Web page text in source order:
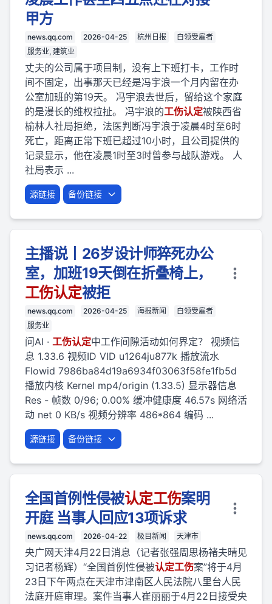
甲方
news.qq.com 2026-04-25 杭州日报
白领受雇者
服务业, 建筑业
丈夫的公司属于项目制，没有上下班打卡，工作时
间不固定，出事那天已经是冯宇浪一个月内留在办
公室加班的第19天。 冯宇浪去世后，留给这个家庭
的是漫长的维权拉扯。 冯宇浪的工伤认定被陕西省
榆林人社局拒绝，法医判断冯宇浪于凌晨4时至6时
死亡，距离正常下班已超过10小时，且公司提供的
记录显示，他在凌晨1时至3时曾参与战队游戏。 人
社局表示 ...
源链接 备份链接
主播说丨26岁设计师猝死办公
室，加班19天倒在折叠椅上，
工伤认定被拒
news.qq.com 2026-04-25 海报新闻
白领受雇者
服务业
问AI · 工伤认定中工作间隙活动如何界定？ 视频信
息 1.33.6 视频ID VID u1264ju877k 播放流水
Flowid 7986ba84d19a6934f03063f58fe1fb5d
播放内核 Kernel mp4/origin (1.33.5) 显示器信息
Res - 帧数 0/96; 0.00% 缓冲健康度 46.57s 网络活
动 net 0 KB/s 视频分辨率 486*864 编码 ...
源链接 备份链接
全国首例性侵被认定工伤案明
开庭 当事人回应13项诉求
news.qq.com 2026-04-22 极目新闻 天津市
央广网天津4月22日消息（记者张强周思杨褚夫晴见
习记者杨辉）“全国首例性侵被认定工伤案”将于4月
23日下午两点在天津市津南区人民法院八里台人民
法庭开庭审理。案件当事人崔丽丽于4月22日接受央